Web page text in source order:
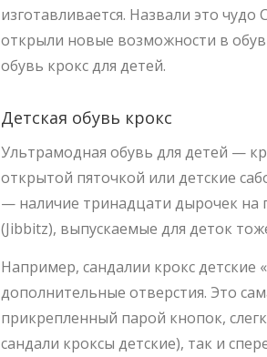
изготавливается. Назвали это
открыли новые возможности в
обувь крокс для детей.
Детская обувь крокс
Ультрамодная обувь для детей —
открытой пяточкой или детские
— наличие тринадцати дырочек на
(Jibbitz), выпускаемые для деток
Например, сандалии крокс
дополнительные отверстия. Это
прикрепленный парой кнопок,
сандали кроксы детские), так и